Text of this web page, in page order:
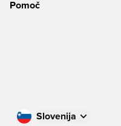
Pomoč
Slovenija